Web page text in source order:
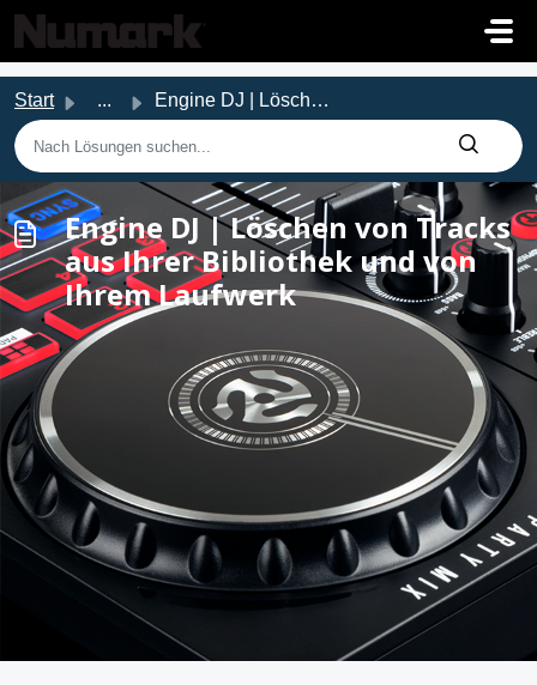
Zum hauptsächlichen Inhalt gehen
Start ... Engine DJ | Löschen von Tracks aus Ihrer Bibliothek und v...
Engine DJ | Löschen von Tracks
aus Ihrer Bibliothek und von
Ihrem Laufwerk